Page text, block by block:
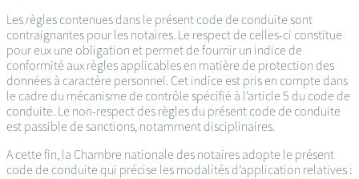
Les règles contenues dans le présent code de conduite sont
contraignantes pour les notaires. Le respect de celles-ci constitue
pour eux une obligation et permet de fournir un indice de
conformité aux règles applicables en matière de protection des
données à caractère personnel. Cet indice est pris en compte dans
le cadre du mécanisme de contrôle spécifié à l’article 5 du code de
conduite. Le non-respect des règles du présent code de conduite
est passible de sanctions, notamment disciplinaires.
A cette fin, la Chambre nationale des notaires adopte le présent
code de conduite qui précise les modalités d’application relatives :